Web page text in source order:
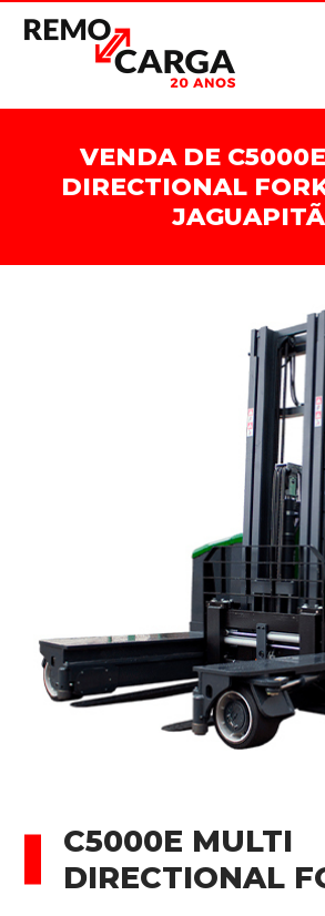
VENDA DE
DIRECTIONAL
JAGUAPITÃ
C5000E MULTI
DIRECTIONAL